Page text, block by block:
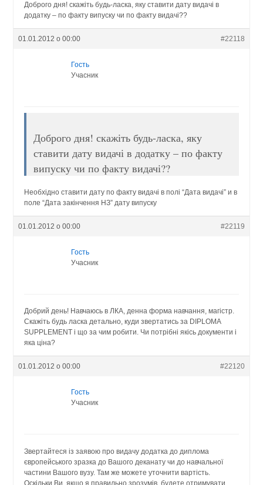
Доброго дня! скажіть будь-ласка, яку ставити дату видачі в
додатку – по факту випуску чи по факту видачі??
01.01.2012 о 00:00 #22118
Гость
Учасник
Доброго дня! скажіть будь-ласка, яку
ставити дату видачі в додатку – по факту
випуску чи по факту видачі??
Необхідно ставити дату по факту видачі в полі “Дата видачі” и в
поле “Дата закінчення НЗ” дату випуску
01.01.2012 о 00:00 #22119
Гость
Учасник
Добрий день! Навчаюсь в ЛКА, денна форма навчання, магістр.
Скажіть будь ласка детально, куди звертатись за DIPLOMA
SUPPLEMENT і що за чим робити. Чи потрібні якісь документи і
яка ціна?
01.01.2012 о 00:00 #22120
Гость
Учасник
Звертайтеся із заявою про видачу додатка до диплома
європейського зразка до Вашого деканату чи до навчальної
частини Вашого вузу. Там же можете уточнити вартість.
Оскільки Ви, якщо я правильно зрозумів, будете отримувати